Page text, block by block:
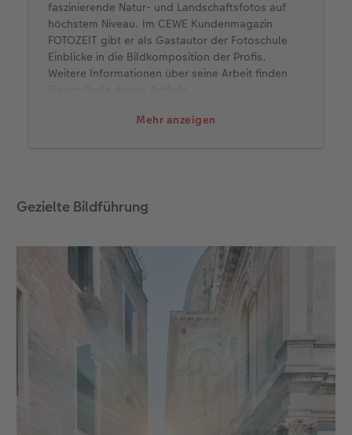
Mehr anzeigen
faszinierende Natur- und Landschaftsfotos auf
höchstem Niveau. Im CEWE Kundenmagazin
FOTOZEIT gibt er als Gastautor der Fotoschule
Einblicke in die Bildkomposition der Profis.
Weitere Informationen über seine Arbeit finden
Gezielte Bildführung